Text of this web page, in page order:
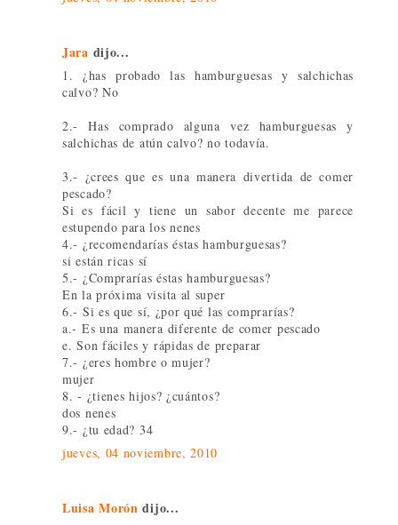
Jara dijo...
1. ¿has probado las hamburguesas y salchichas
calvo? No
2.- Has comprado alguna vez hamburguesas y
salchichas de atún calvo? no todavía.
3.- ¿crees que es una manera divertida de comer
pescado?
Si es fácil y tiene un sabor decente me parece
estupendo para los nenes
4.- ¿recomendarías éstas hamburguesas?
si están ricas sí
5.- ¿Comprarías éstas hamburguesas?
En la próxima visita al super
6.- Si es que sí, ¿por qué las comprarías?
a.- Es una manera diferente de comer pescado
e. Son fáciles y rápidas de preparar
7.- ¿eres hombre o mujer?
mujer
8. - ¿tienes hijos? ¿cuántos?
dos nenes
9.- ¿tu edad? 34
jueves, 04 noviembre, 2010
Luisa Morón dijo...